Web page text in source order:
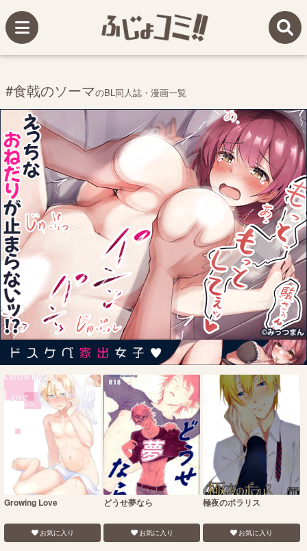
#食戟のソーマのBL同人誌・漫画一覧
Growing Love
お気に入り
どうせ夢なら
お気に入り
極夜のポラリス
お気に入り